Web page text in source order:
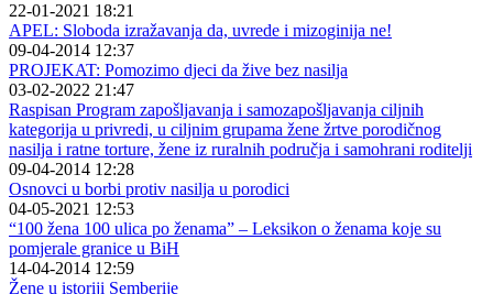
22-01-2021 18:21
APEL: Sloboda izražavanja da, uvrede i mizoginija ne!
09-04-2014 12:37
PROJEKAT: Pomozimo djeci da žive bez nasilja
03-02-2022 21:47
Raspisan Program zapošljavanja i samozapošljavanja ciljnih
kategorija u privredi, u ciljnim grupama žene žrtve porodičnog
nasilja i ratne torture, žene iz ruralnih područja i samohrani roditelji
09-04-2014 12:28
Osnovci u borbi protiv nasilja u porodici
04-05-2021 12:53
“100 žena 100 ulica po ženama” – Leksikon o ženama koje su
pomjerale granice u BiH
14-04-2014 12:59
Žene u istoriji Semberije